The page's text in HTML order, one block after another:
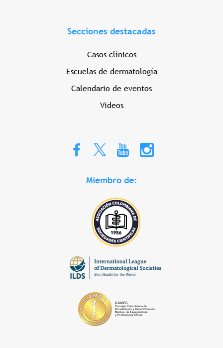
Secciones destacadas
Casos clínicos
Escuelas de dermatología
Calendario de eventos
Videos
Miembro de: